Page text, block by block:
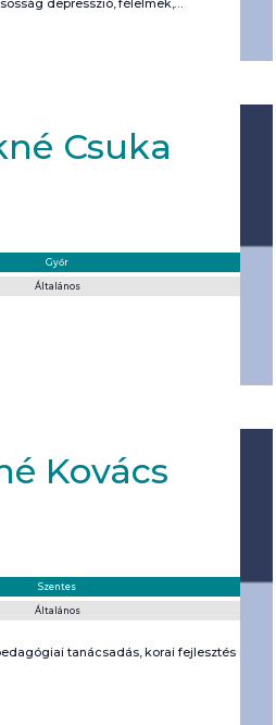
depresszió, félelmek,…
Csuka
Győr
Általános
Kovács
Szentes
Általános
tanácsadás, korai fejlesztés és